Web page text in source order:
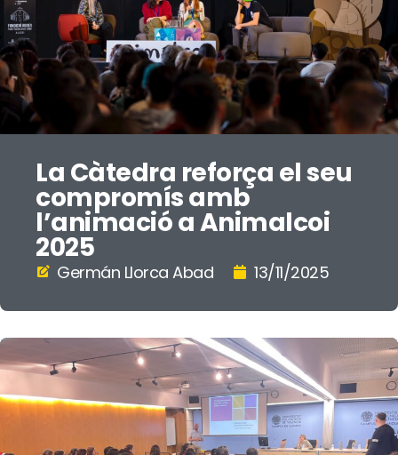
La Càtedra reforça el seu
compromís amb
l’animació a Animalcoi
2025
Germán Llorca Abad 13/11/2025